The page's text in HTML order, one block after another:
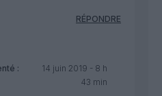
RÉPONDRE
:
14 juin 2019 - 8 h
43 min